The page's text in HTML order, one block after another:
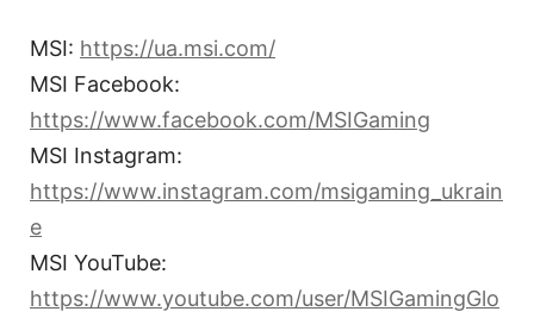
MSI: https://ua.msi.com/
MSI Facebook:
https://www.facebook.com/MSIGaming
MSI Instagram:
https://www.instagram.com/msigaming_ukrain
e
MSI YouTube:
https://www.youtube.com/user/MSIGamingGlo